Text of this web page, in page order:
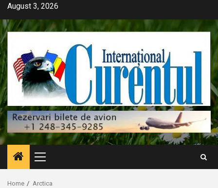
Skip
content
August 3, 2026
Primary
Menu
Home Arctica